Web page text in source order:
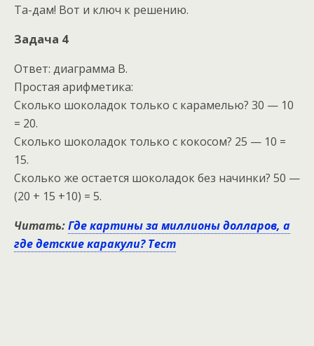
Та-дам! Вот и ключ к решению.
Задача 4
Ответ: диаграмма B.
Простая арифметика:
Сколько шоколадок только с карамелью? 30 — 10
= 20.
Сколько шоколадок только с кокосом? 25 — 10 =
15.
Сколько же остается шоколадок без начинки? 50 —
(20 + 15 +10) = 5.
Читать:Где картины за миллионы долларов, а
где детские каракули? Тест